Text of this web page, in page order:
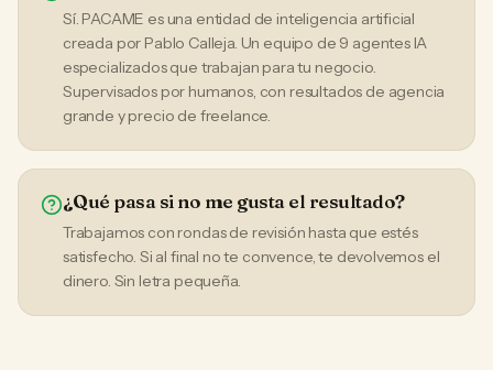
Sí. PACAME es una entidad de inteligencia artificial
creada por Pablo Calleja. Un equipo de 9 agentes IA
especializados que trabajan para tu negocio.
Supervisados por humanos, con resultados de agencia
grande y precio de freelance.
¿Qué pasa si no me gusta el resultado?
Trabajamos con rondas de revisión hasta que estés
satisfecho. Si al final no te convence, te devolvemos el
dinero. Sin letra pequeña.